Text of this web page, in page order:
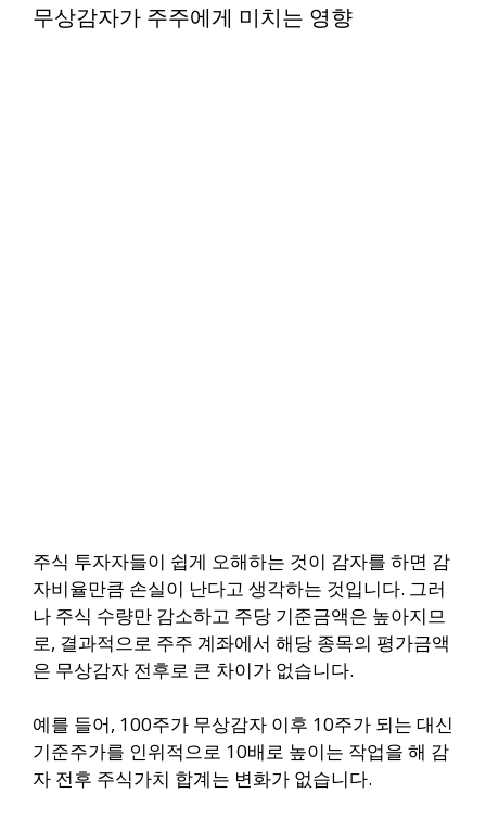
무상감자가 주주에게 미치는 영향
주식 투자자들이 쉽게 오해하는 것이 감자를 하면 감
자비율만큼 손실이 난다고 생각하는 것입니다. 그러
나 주식 수량만 감소하고 주당 기준금액은 높아지므
로, 결과적으로 주주 계좌에서 해당 종목의 평가금액
은 무상감자 전후로 큰 차이가 없습니다.
예를 들어, 100주가 무상감자 이후 10주가 되는 대신
기준주가를 인위적으로 10배로 높이는 작업을 해 감
자 전후 주식가치 합계는 변화가 없습니다.